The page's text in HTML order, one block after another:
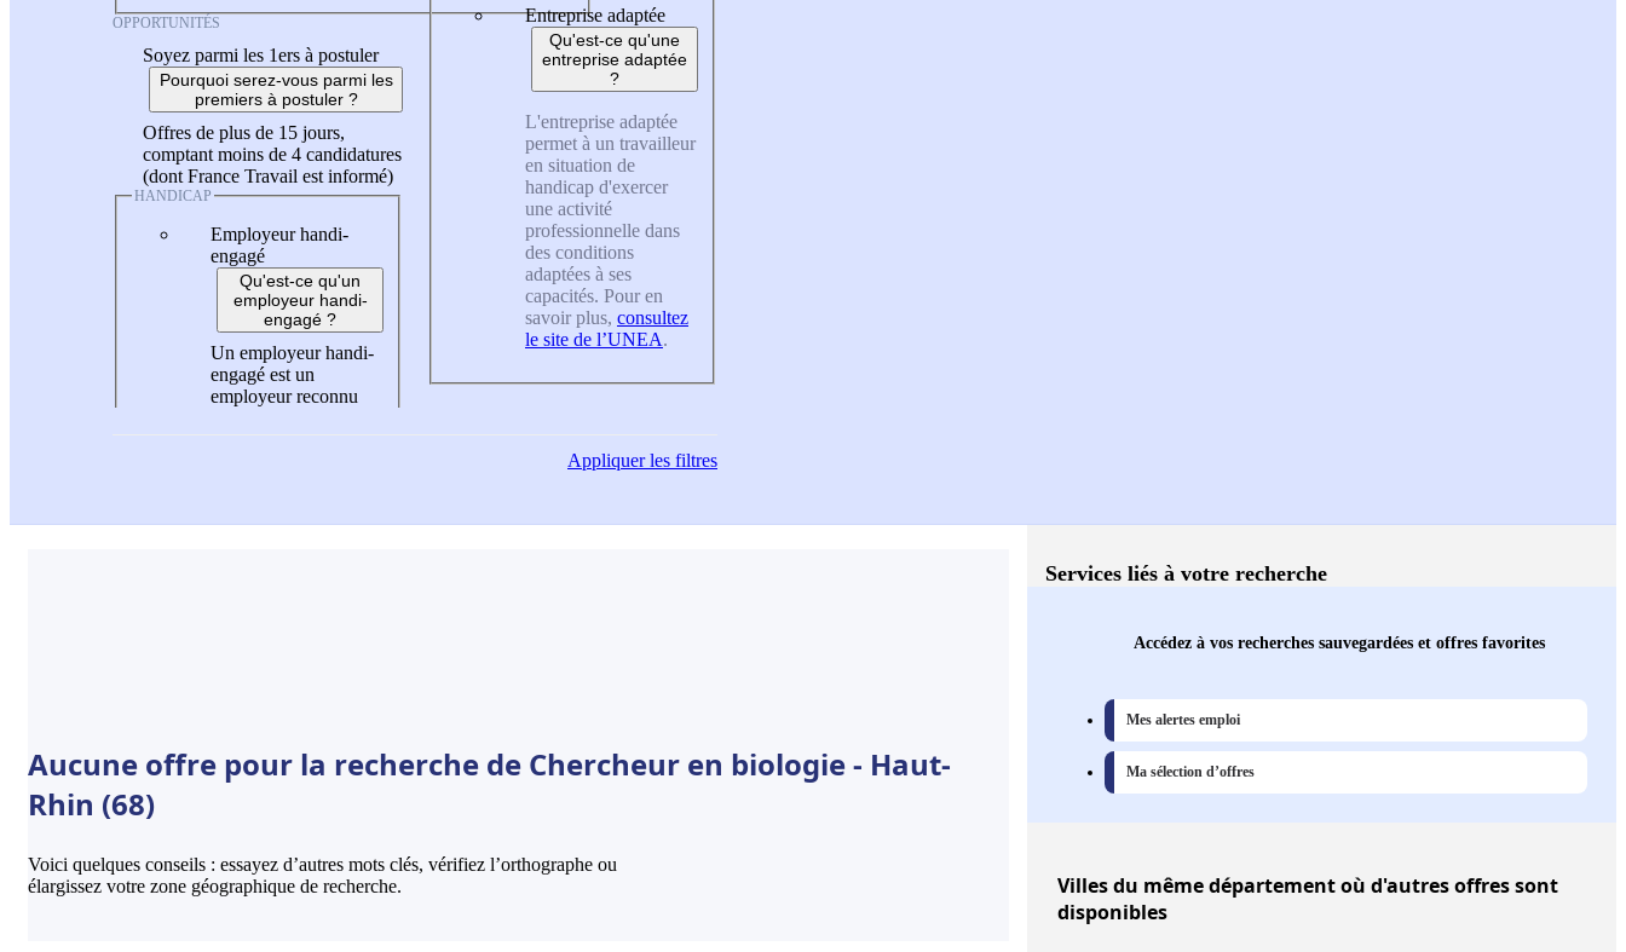
OPPORTUNITÉS
Soyez parmi les 1ers à postuler
Pourquoi serez-vous parmi les
premiers à postuler ?
Offres de plus de 15 jours,
comptant moins de 4 candidatures
(dont France Travail est informé)
HANDICAP
Employeur handi-
engagé
Qu'est-ce qu'un
employeur handi-
engagé ?
Un employeur handi-
engagé est un
employeur reconnu
Entreprise adaptée
Qu'est-ce qu'une
entreprise adaptée
?
L'entreprise adaptée
permet à un travailleur
en situation de
handicap d'exercer
une activité
professionnelle dans
des conditions
adaptées à ses
capacités. Pour en
savoir plus, consultez
le site de l’UNEA.
Appliquerles filtres
Aucune offre pour la recherche de Chercheur en biologie - Haut-
Rhin (68)
Voici quelques conseils : essayez d’autres mots clés, vérifiez l’orthographe ou
élargissez votre zone géographique de recherche.
Services liés à votre recherche
Accédez à vos recherches sauvegardées et offres favorites
Mes alertes emploi
Ma sélection d’offres
Villesdu même département où d'autres offres sont
disponibles